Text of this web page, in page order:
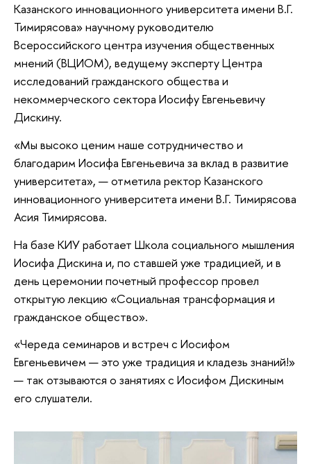
Казанского инновационного университета имени В.Г.
Тимирясова» научному руководителю
Всероссийского центра изучения общественных
мнений (ВЦИОМ), ведущему эксперту Центра
исследований гражданского общества и
некоммерческого сектора Иосифу Евгеньевичу
Дискину.
«Мы высоко ценим наше сотрудничество и
благодарим Иосифа Евгеньевича за вклад в развитие
университета», — отметила ректор Казанского
инновационного университета имени В.Г. Тимирясова
Асия Тимирясова.
На базе КИУ работает Школа социального мышления
Иосифа Дискина и, по ставшей уже традицией, и в
день церемонии почетный профессор провел
открытую лекцию «Социальная трансформация и
гражданское общество».
«Череда семинаров и встреч с Иосифом
Евгеньевичем — это уже традиция и кладезь знаний!»
— так отзываются о занятиях с Иосифом Дискиным
его слушатели.